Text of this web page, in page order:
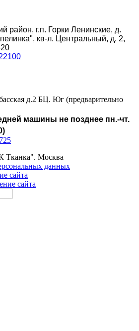
район, г.п. Горки Ленинские, д.
кв-л. Центральный, д. 2,
д.2 БЦ. Юг (предварительно
машины не позднее пн.-чт.
Москва
данных
сайта